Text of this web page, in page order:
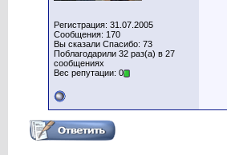
Регистрация: 31.07.2005
Сообщения: 170
Вы сказали Спасибо: 73
Поблагодарили 32 раз(а) в 27
сообщениях
Вес репутации: 0